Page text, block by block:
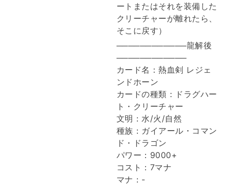
ートまたはそれを装備した
クリーチャーが離れたら、
そこに戻す）
────────────龍解後
────────────
カード名：熱血剣 レジェ
ンドホーン
カードの種類：ドラグハー
ト・クリーチャー
文明：水/火/自然
種族：ガイアール・コマン
ド・ドラゴン
パワー：9000+
コスト：7マナ
マナ：-